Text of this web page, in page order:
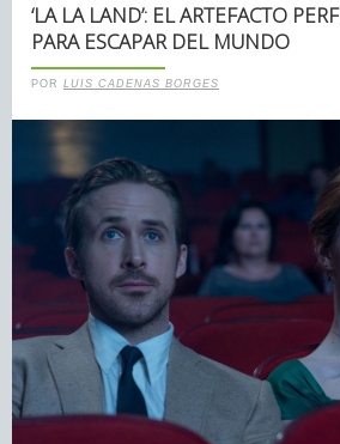
‘LA LA LAND’: EL ARTEFACTO
PARA ESCAPAR DEL MUNDO
POR LUIS CADENAS BORGES